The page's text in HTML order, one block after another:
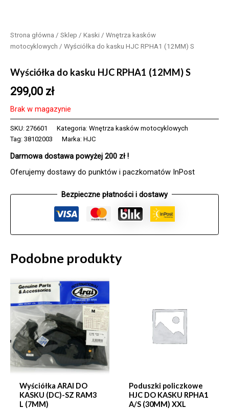
Strona główna / Sklep / Kaski / Wnętrza kasków
motocyklowych / Wyściółka do kasku HJC RPHA1 (12MM) S
Wyściółka do kasku HJC RPHA1 (12MM) S
299,00 zł
Brak w magazynie
SKU: 276601 Kategoria: Wnętrza kasków motocyklowych
Tag: 38102003 Marka: HJC
Darmowa dostawa powyżej 200 zł !
Oferujemy dostawy do punktów i paczkomatów InPost
Bezpieczne płatności i dostawy
Podobne produkty
Wyściółka ARAI DO
KASKU (DC)-SZ RAM3
L (7MM)
Poduszki policzkowe
HJC DO KASKU RPHA1
A/S (30MM) XXL